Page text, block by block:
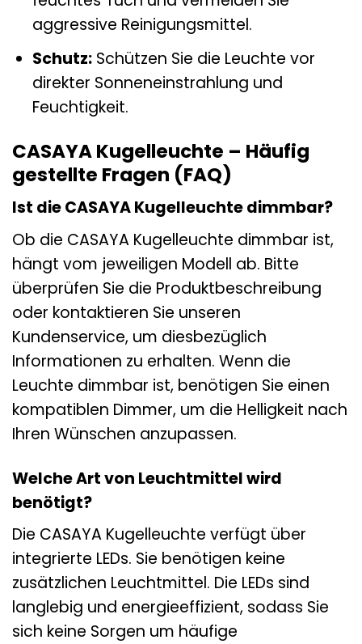
aggressive Reinigungsmittel.
Schutz:Schützen Sie die Leuchte vor
direkter Sonneneinstrahlung und
Feuchtigkeit.
CASAYA Kugelleuchte – Häufig
gestellte Fragen (FAQ)
Ist die CASAYA Kugelleuchte dimmbar?
Ob die CASAYA Kugelleuchte dimmbar ist,
hängt vom jeweiligen Modell ab. Bitte
überprüfen Sie die Produktbeschreibung
oder kontaktieren Sie unseren
Kundenservice, um diesbezüglich
Informationen zu erhalten. Wenn die
Leuchte dimmbar ist, benötigen Sie einen
kompatiblen Dimmer, um die Helligkeit nach
Ihren Wünschen anzupassen.
Welche Art von Leuchtmittel wird
benötigt?
Die CASAYA Kugelleuchte verfügt über
integrierte LEDs. Sie benötigen keine
zusätzlichen Leuchtmittel. Die LEDs sind
langlebig und energieeffizient, sodass Sie
sich keine Sorgen um häufige